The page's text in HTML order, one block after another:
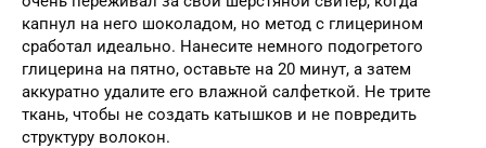
капнул на него шоколадом, но метод с глицерином
сработал идеально. Нанесите немного подогретого
глицерина на пятно, оставьте на 20 минут, а затем
аккуратно удалите его влажной салфеткой. Не трите
ткань, чтобы не создать катышков и не повредить
структуру волокон.